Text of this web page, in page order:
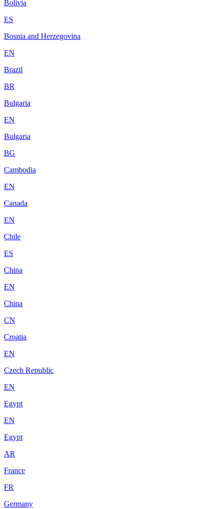
Bolivia
ES
Bosnia and Herzegovina
EN
Brazil
BR
Bulgaria
EN
Bulgaria
BG
Cambodia
EN
Canada
EN
Chile
ES
China
EN
China
CN
Croatia
EN
Czech Republic
EN
Egypt
EN
Egypt
AR
France
FR
Germany